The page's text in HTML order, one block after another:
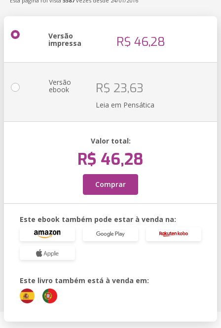
Versão
impressa R$ 46,28
Versão
ebook R$ 23,63
Leia em Pensática
Valor total:
R$ 46,28
Comprar
Este ebook também pode estar à venda na:
Este livro também está à venda em: